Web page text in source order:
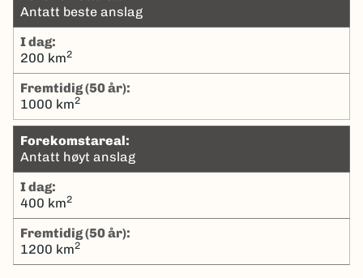
Antatt beste anslag
I dag:
200 km2
Fremtidig (50 år):
1000 km2
Forekomstareal:
Antatt høyt anslag
I dag:
400 km2
Fremtidig (50 år):
1200 km2